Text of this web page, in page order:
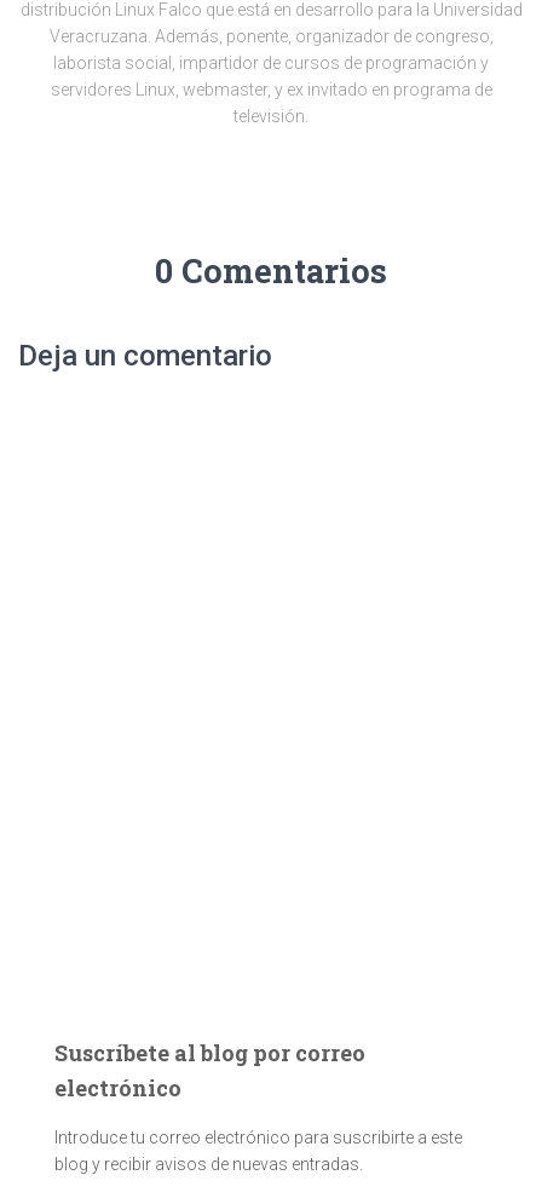
distribución Linux Falco que está en desarrollo para la Universidad
Veracruzana. Además, ponente, organizador de congreso,
laborista social, impartidor de cursos de programación y
servidores Linux, webmaster, y ex invitado en programa de
televisión.
0 Comentarios
Deja un comentario
Suscríbete al blog por correo
electrónico
Introduce tu correo electrónico para suscribirte a este
blog y recibir avisos de nuevas entradas.